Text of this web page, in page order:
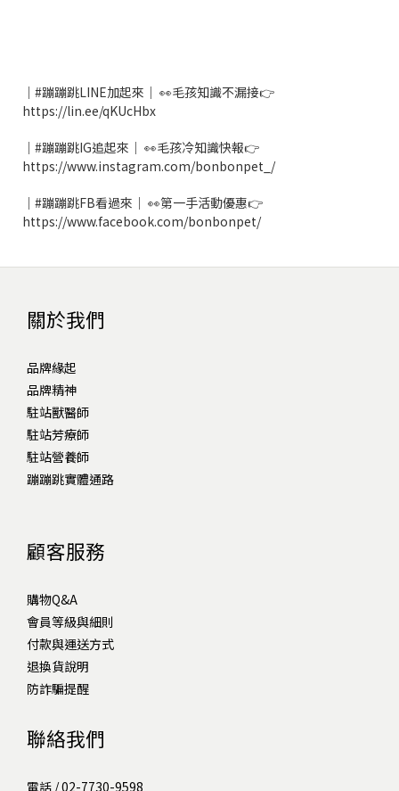
｜#蹦蹦跳LINE加起來｜ 👀毛孩知識不漏接👉
https://lin.ee/qKUcHbx
｜#蹦蹦跳IG追起來｜ 👀毛孩冷知識快報👉
https://www.instagram.com/bonbonpet_/
｜#蹦蹦跳FB看過來｜ 👀第一手活動優惠👉
https://www.facebook.com/bonbonpet/
關於我們
品牌緣起
品牌精神
駐站獸醫師
駐站芳療師
駐站營養師
蹦蹦跳實體通路
顧客服務
購物Q&A
會員等級與細則
付款與運送方式
退換貨說明
防詐騙提醒
聯絡我們
電話 / 02-7730-9598